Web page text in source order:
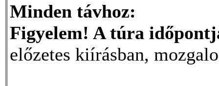
Minden távhoz:
Figyelem! A túra
előzetes kiírásban,